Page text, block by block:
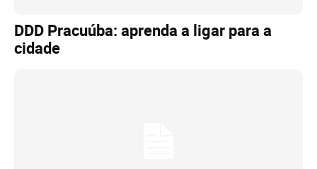
DDD Pracuúba: aprenda a ligar para a
cidade